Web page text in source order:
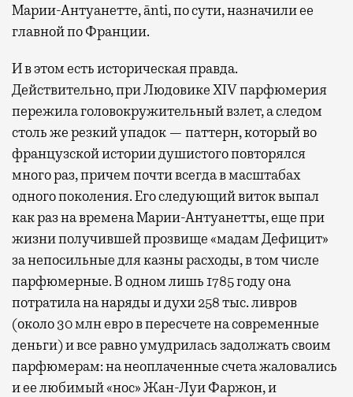
Марии-Антуанетте, ānti, по сути, назначили ее
главной по Франции.
И в этом есть историческая правда.
Действительно, при Людовике XIV парфюмерия
пережила головокружительный взлет, а следом
столь же резкий упадок — паттерн, который во
французской истории душистого повторялся
много раз, причем почти всегда в масштабах
одного поколения. Его следующий виток выпал
как раз на времена Марии-Антуанетты, еще при
жизни получившей прозвище «мадам Дефицит»
за непосильные для казны расходы, в том числе
парфюмерные. В одном лишь 1785 году она
потратила на наряды и духи 258 тыс. ливров
(около 30 млн евро в пересчете на современные
деньги) и все равно умудрилась задолжать своим
парфюмерам: на неоплаченные счета жаловались
и ее любимый «нос» Жан-Луи Фаржон, и